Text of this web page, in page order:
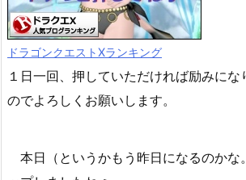
ドラゴンクエストXランキング
１日一回、押していただければ励みにな
のでよろしくお願いします。
本日（というかもう昨日になるのかな